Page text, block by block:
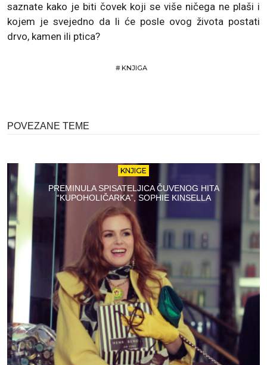
saznate kako je biti čovek koji se više ničega ne plaši i
kojem je svejedno da li će posle ovog života postati
drvo, kamen ili ptica?
#KNJIGA
POVEZANE TEME
KNJIGE
PREMINULA SPISATELJICA ČUVENOG HITA
“KUPOHOLIČARKA”, SOPHIE KINSELLA